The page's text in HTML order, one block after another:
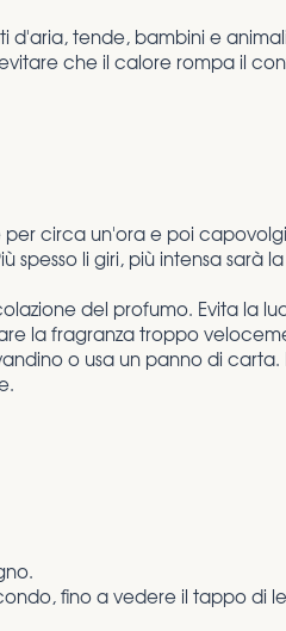
d'aria, tende, bambini e
che il calore rompa il
per circa un'ora e poi
spesso li giri, più intensa sarà
del profumo. Evita la
la fragranza troppo
o usa un panno di
fino a vedere il tappo di